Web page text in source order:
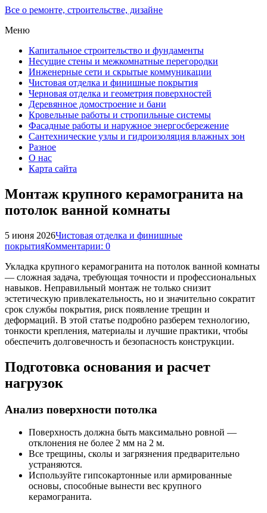
Все о ремонте, строительстве, дизайне
Меню
Капитальное строительство и фундаменты
Несущие стены и межкомнатные перегородки
Инженерные сети и скрытые коммуникации
Чистовая отделка и финишные покрытия
Черновая отделка и геометрия поверхностей
Деревянное домостроение и бани
Кровельные работы и стропильные системы
Фасадные работы и наружное энергосбережение
Сантехнические узлы и гидроизоляция влажных зон
Разное
О нас
Карта сайта
Монтаж крупного керамогранита на
потолок ванной комнаты
5 июня 2026Чистовая отделка и финишные
покрытияКомментарии: 0
Укладка крупного керамогранита на потолок ванной комнаты
— сложная задача, требующая точности и профессиональных
навыков. Неправильный монтаж не только снизит
эстетическую привлекательность, но и значительно сократит
срок службы покрытия, риск появление трещин и
деформаций. В этой статье подробно разберем технологию,
тонкости крепления, материалы и лучшие практики, чтобы
обеспечить долговечность и безопасность конструкции.
Подготовка основания и расчет
нагрузок
Анализ поверхности потолка
Поверхность должна быть максимально ровной —
отклонения не более 2 мм на 2 м.
Все трещины, сколы и загрязнения предварительно
устраняются.
Используйте гипсокартонные или армированные
основы, способные вынести вес крупного
керамогранита.